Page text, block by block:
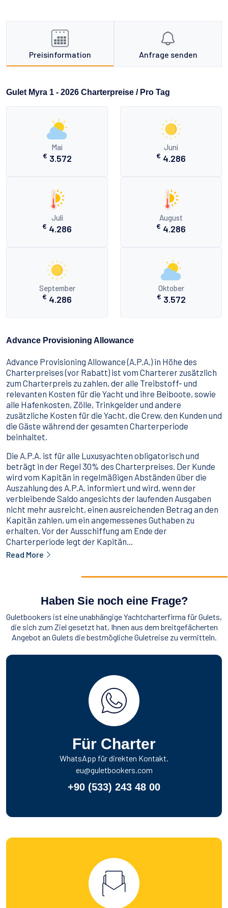
Preisinformation Anfrage senden
Gulet Myra 1 - 2026 Charterpreise / Pro Tag
Mai
€ 3.572
Juni
€ 4.286
Juli
€ 4.286
August
€ 4.286
September
€ 4.286
Oktober
€ 3.572
Advance Provisioning Allowance
Advance Provisioning Allowance (A.P.A.) in Höhe des
Charterpreises (vor Rabatt) ist vom Charterer zusätzlich
zum Charterpreis zu zahlen, der alle Treibstoff- und
relevanten Kosten für die Yacht und ihre Beiboote, sowie
alle Hafenkosten, Zölle, Trinkgelder und andere
zusätzliche Kosten für die Yacht, die Crew, den Kunden und
die Gäste während der gesamten Charterperiode
beinhaltet.
Die A.P.A. ist für alle Luxusyachten obligatorisch und
beträgt in der Regel 30% des Charterpreises. Der Kunde
wird vom Kapitän in regelmäßigen Abständen über die
Auszahlung des A.P.A. informiert und wird, wenn der
verbleibende Saldo angesichts der laufenden Ausgaben
nicht mehr ausreicht, einen ausreichenden Betrag an den
Kapitän zahlen, um ein angemessenes Guthaben zu
erhalten. Vor der Ausschiffung am Ende der
Charterperiode legt der Kapitän...
Read More
Haben Sie noch eine Frage?
Guletbookers ist eine unabhängige Yachtcharterfirma für Gulets,
die sich zum Ziel gesetzt hat, Ihnen aus dem breitgefächerten
Angebot an Gulets die bestmögliche Guletreise zu vermitteln.
Für Charter
WhatsApp für direkten Kontakt.
eu@guletbookers.com
+90 (533) 243 48 00